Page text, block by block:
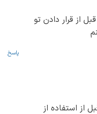
از قرار دادن تو
پاسخ
از استفاده از